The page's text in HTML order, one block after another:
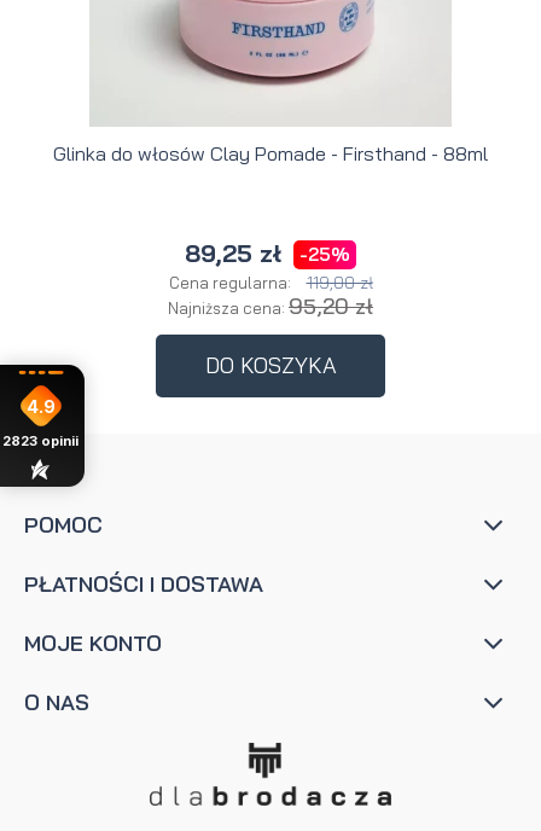
Glinka do włosów Clay Pomade - Firsthand - 88ml
89,25 zł -25%
Cena regularna: 119,00 zł
Najniższa cena: 95,20 zł
DO KOSZYKA
POMOC
PŁATNOŚCI I DOSTAWA
MOJE KONTO
O NAS
4.9
2823 opinii